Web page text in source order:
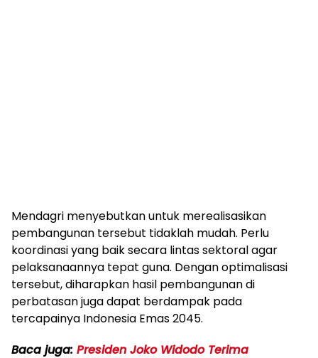
Mendagri menyebutkan untuk merealisasikan
pembangunan tersebut tidaklah mudah. Perlu
koordinasi yang baik secara lintas sektoral agar
pelaksanaannya tepat guna. Dengan optimalisasi
tersebut, diharapkan hasil pembangunan di
perbatasan juga dapat berdampak pada
tercapainya Indonesia Emas 2045.
Baca juga: Presiden Joko Widodo Terima